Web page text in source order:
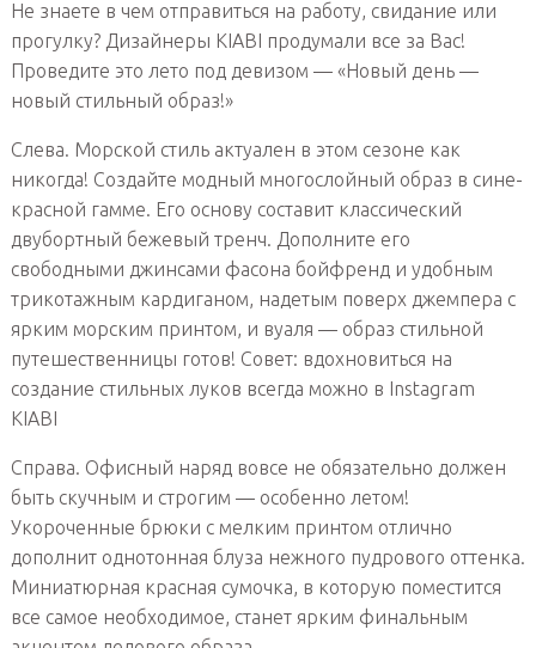
Не знаете в чем отправиться на работу, свидание или
прогулку? Дизайнеры KIABI продумали все за Вас!
Проведите это лето под девизом — «Новый день —
новый стильный образ!»
Слева. Морской стиль актуален в этом сезоне как
никогда! Создайте модный многослойный образ в сине-
красной гамме. Его основу составит классический
двубортный бежевый тренч. Дополните его
свободными джинсами фасона бойфренд и удобным
трикотажным кардиганом, надетым поверх джемпера с
ярким морским принтом, и вуаля — образ стильной
путешественницы готов! Совет: вдохновиться на
создание стильных луков всегда можно в Instagram
KIABI
Справа. Офисный наряд вовсе не обязательно должен
быть скучным и строгим — особенно летом!
Укороченные брюки с мелким принтом отлично
дополнит однотонная блуза нежного пудрового оттенка.
Миниатюрная красная сумочка, в которую поместится
все самое необходимое, станет ярким финальным